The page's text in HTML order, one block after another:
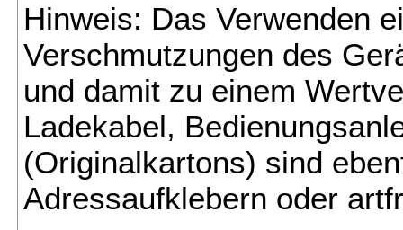
Hinweis: Das Verwenden
Verschmutzungen des
und damit zu einem
Ladekabel,
(Originalkartons) sind
Adressaufklebern oder